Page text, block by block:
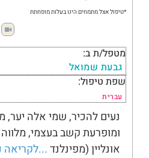
*טיפול אצל מתמחים הינו בעלות מופחתת
מטפל/ת ב:
גבעת שמואל
שפת טיפול:
עברית
נעים להכיר, שמי אלה יער,
ומופרעת קשב בעצמי,
אונליין (מפינלנד...לקריאה